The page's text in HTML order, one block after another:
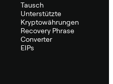
Tausch
Unterstützte
Kryptowährungen
Recovery Phrase
Converter
EIPs